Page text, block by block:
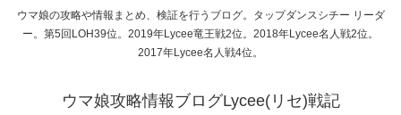
ウマ娘の攻略や情報まとめ、検証を行うブログ。タップダンスシチー リーダ
ー。第5回LOH39位。2019年Lycee竜王戦2位。2018年Lycee名人戦2位。
2017年Lycee名人戦4位。
ウマ娘攻略情報ブログLycee(リセ)戦記